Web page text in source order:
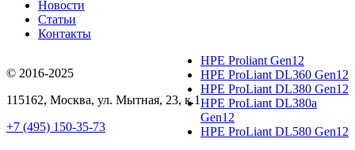
Новости
Статьи
Контакты
© 2016-2025
115162, Москва, ул. Мытная, 23, к.1
+7 (495) 150-35-73
HPE Proliant Gen12
HPE ProLiant DL360 Gen12
HPE ProLiant DL380 Gen12
HPE ProLiant DL380a
Gen12
HPE ProLiant DL580 Gen12